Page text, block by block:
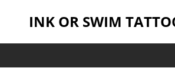
INK OR SWIM